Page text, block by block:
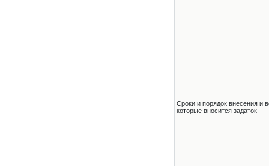
Сроки и порядок внесения и
которые вносится задаток